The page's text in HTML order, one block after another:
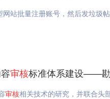
网站批量注册账号，然后发垃圾
审核标准体系建设——勘
审核相关技术的研究，并联合头